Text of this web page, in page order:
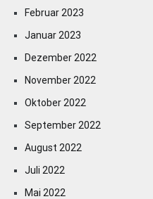
Februar 2023
Januar 2023
Dezember 2022
November 2022
Oktober 2022
September 2022
August 2022
Juli 2022
Mai 2022